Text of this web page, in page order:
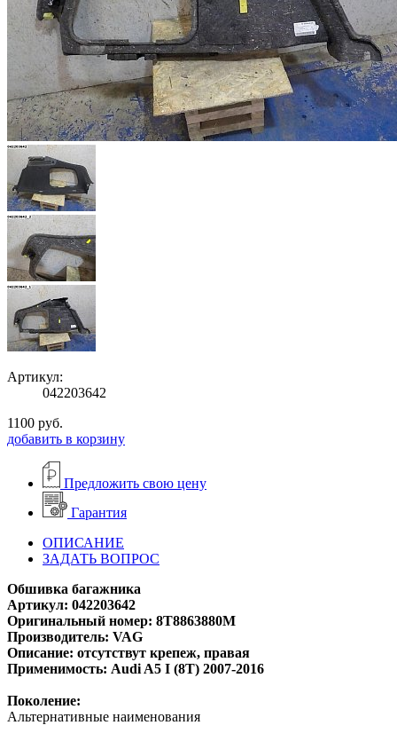
Артикул:
042203642
1100 руб.
добавить в корзину
Предложить свою цену
Гарантия
ОПИСАНИЕ
ЗАДАТЬ ВОПРОС
Обшивка багажника
Артикул: 042203642
Оригинальный номер: 8T8863880M
Производитель: VAG
Описание: отсутствут крепеж, правая
Применимость: Audi A5 I (8T) 2007-2016
Поколение:
Альтернативные наименования